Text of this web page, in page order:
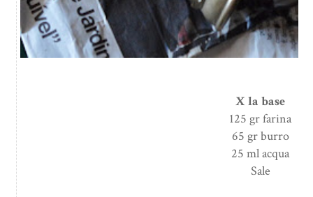
X la base
125 gr farina
65 gr burro
25 ml acqua
Sale